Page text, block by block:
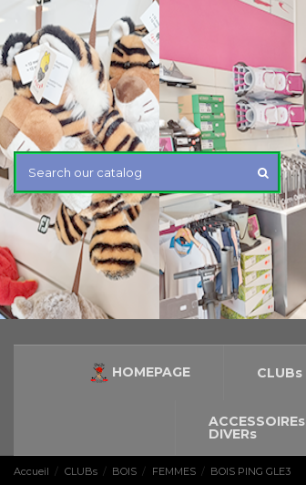
HOMEPAGE CLUBs
ACCESSOIREs
DIVERs
Accueil CLUBs BOIS FEMMES BOIS PING GLE3